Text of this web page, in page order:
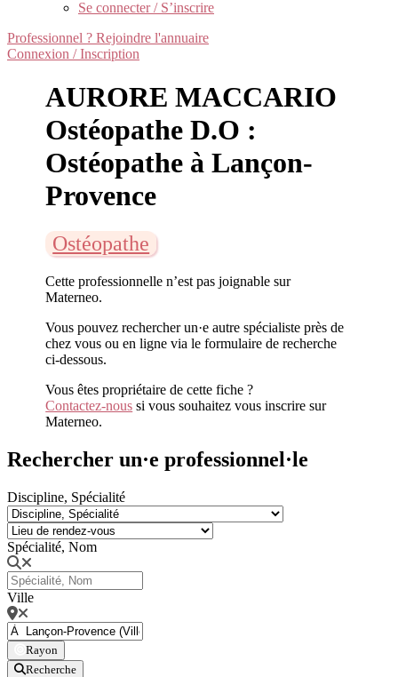
Se connecter / S’inscrire
Professionnel ? Rejoindre l'annuaire
Connexion / Inscription
AURORE MACCARIO
Ostéopathe D.O :
Ostéopathe à Lançon-
Provence
Ostéopathe
Cette professionnelle n’est pas joignable sur
Materneo.
Vous pouvez rechercher un·e autre spécialiste près de
chez vous ou en ligne via le formulaire de recherche
ci-dessous.
Vous êtes propriétaire de cette fiche ?
Contactez-nous si vous souhaitez vous inscrire sur
Materneo.
Rechercher un·e professionnel·le
Discipline, Spécialité
Spécialité, Nom
Ville
Rayon
Recherche